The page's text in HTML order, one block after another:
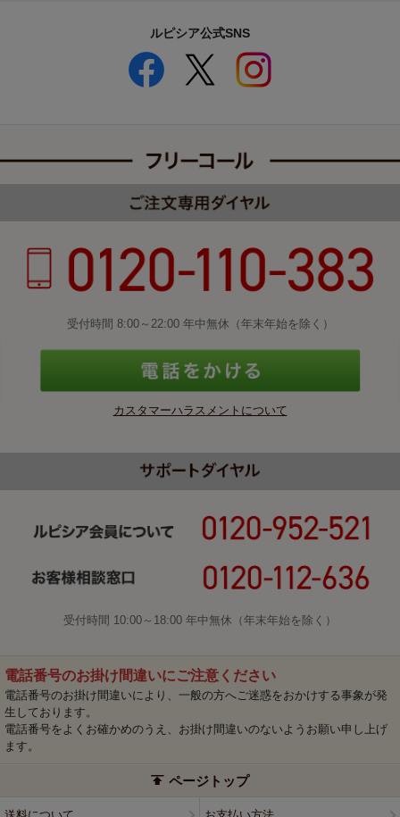
ルピシア公式SNS
受付時間 8:00～22:00 年中無休（年末年始を除く）
カスタマーハラスメントについて
受付時間 10:00～18:00 年中無休（年末年始を除く）
電話番号のお掛け間違いにご注意ください
電話番号のお掛け間違いにより、一般の方へご迷惑をおかけする事象が発
生しております。
電話番号をよくお確かめのうえ、お掛け間違いのないようお願い申し上げ
ます。
ページトップ